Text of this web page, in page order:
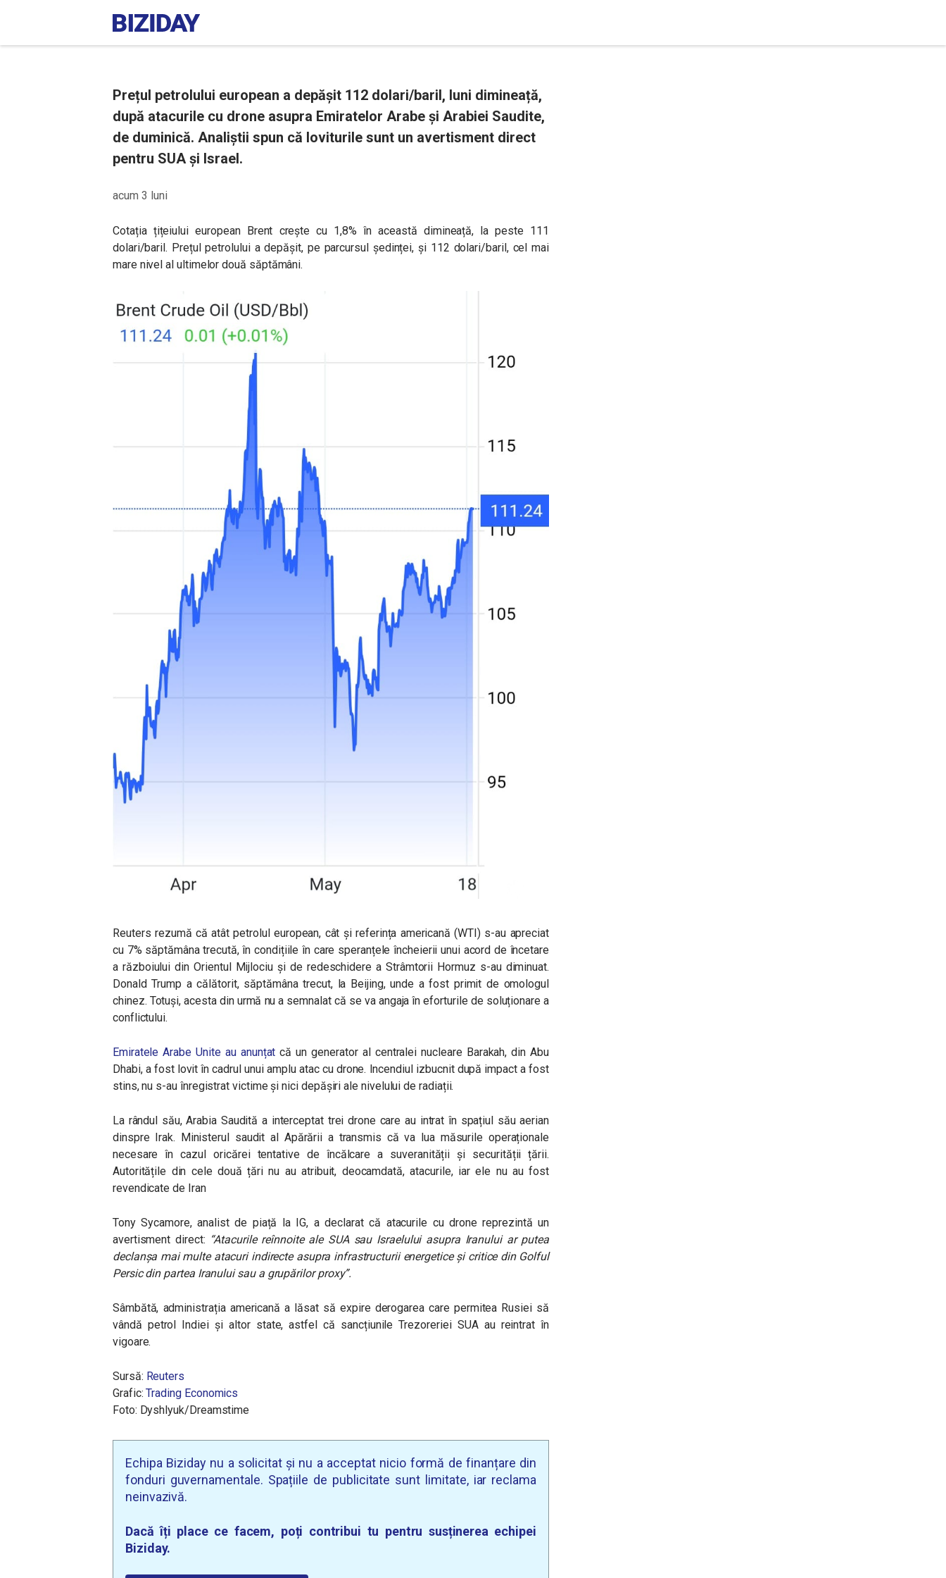
Prețul petrolului european a depășit 112 dolari/baril, luni dimineață,
după atacurile cu drone asupra Emiratelor Arabe și Arabiei Saudite,
de duminică. Analiștii spun că loviturile sunt un avertisment direct
pentru SUA și Israel.
acum 3 luni
Cotația țițeiului european Brent crește cu 1,8% în această dimineață, la peste 111
dolari/baril. Prețul petrolului a depășit, pe parcursul ședinței, și 112 dolari/baril, cel mai
mare nivel al ultimelor două săptămâni.
Reuters rezumă că atât petrolul european, cât și referința americană (WTI) s-au apreciat
cu 7% săptămâna trecută, în condițiile în care speranțele încheierii unui acord de încetare
a războiului din Orientul Mijlociu și de redeschidere a Strâmtorii Hormuz s-au diminuat.
Donald Trump a călătorit, săptămâna trecut, la Beijing, unde a fost primit de omologul
chinez. Totuși, acesta din urmă nu a semnalat că se va angaja în eforturile de soluționare a
conflictului.
Emiratele Arabe Unite au anunțat că un generator al centralei nucleare Barakah, din Abu
Dhabi, a fost lovit în cadrul unui amplu atac cu drone. Incendiul izbucnit după impact a fost
stins, nu s-au înregistrat victime și nici depășiri ale nivelului de radiații.
La rândul său, Arabia Saudită a interceptat trei drone care au intrat în spațiul său aerian
dinspre Irak. Ministerul saudit al Apărării a transmis că va lua măsurile operaționale
necesare în cazul oricărei tentative de încălcare a suveranității și securității țării.
Autoritățile din cele două țări nu au atribuit, deocamdată, atacurile, iar ele nu au fost
revendicate de Iran
Tony Sycamore, analist de piață la IG, a declarat că atacurile cu drone reprezintă un
avertisment direct: “Atacurile reînnoite ale SUA sau Israelului asupra Iranului ar putea
declanșa mai multe atacuri indirecte asupra infrastructurii energetice și critice din Golful
Persic din partea Iranului sau a grupărilor proxy”.
Sâmbătă, administrația americană a lăsat să expire derogarea care permitea Rusiei să
vândă petrol Indiei și altor state, astfel că sancțiunile Trezoreriei SUA au reintrat în
vigoare.
Sursă: Reuters
Grafic:Trading Economics
Foto: Dyshlyuk/Dreamstime
Echipa Biziday nu a solicitat și nu a acceptat nicio formă de finanțare din
fonduri guvernamentale. Spațiile de publicitate sunt limitate, iar reclama
neinvazivă.
Dacă îți place ce facem, poți contribui tu pentru susținerea echipei
Biziday.